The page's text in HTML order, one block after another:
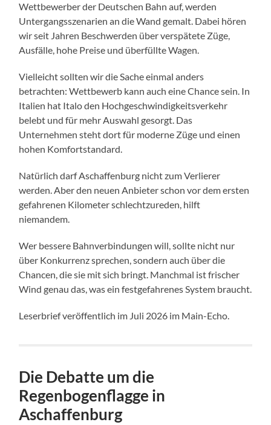
Wettbewerber der Deutschen Bahn auf, werden
Untergangsszenarien an die Wand gemalt. Dabei hören
wir seit Jahren Beschwerden über verspätete Züge,
Ausfälle, hohe Preise und überfüllte Wagen.
Vielleicht sollten wir die Sache einmal anders
betrachten: Wettbewerb kann auch eine Chance sein. In
Italien hat Italo den Hochgeschwindigkeitsverkehr
belebt und für mehr Auswahl gesorgt. Das
Unternehmen steht dort für moderne Züge und einen
hohen Komfortstandard.
Natürlich darf Aschaffenburg nicht zum Verlierer
werden. Aber den neuen Anbieter schon vor dem ersten
gefahrenen Kilometer schlechtzureden, hilft
niemandem.
Wer bessere Bahnverbindungen will, sollte nicht nur
über Konkurrenz sprechen, sondern auch über die
Chancen, die sie mit sich bringt. Manchmal ist frischer
Wind genau das, was ein festgefahrenes System braucht.
Leserbrief veröffentlich im Juli 2026 im Main-Echo.
Die Debatte um die
Regenbogenflagge in
Aschaffenburg